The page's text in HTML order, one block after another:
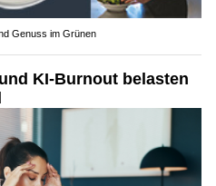
Genuss im Grünen
KI-Burnout belasten